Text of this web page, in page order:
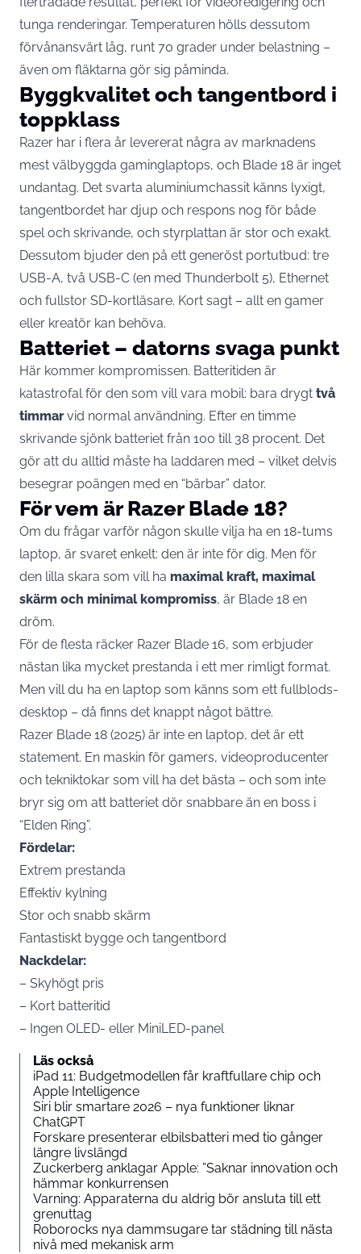
tunga renderingar. Temperaturen hölls dessutom
förvånansvärt låg, runt 70 grader under belastning –
även om fläktarna gör sig påminda.
Byggkvalitet och tangentbord i
toppklass
Razer har i flera år levererat några av marknadens
mest välbyggda gaminglaptops, och Blade 18 är inget
undantag. Det svarta aluminiumchassit känns lyxigt,
tangentbordet har djup och respons nog för både
spel och skrivande, och styrplattan är stor och exakt.
Dessutom bjuder den på ett generöst portutbud: tre
USB-A, två USB-C (en med Thunderbolt 5), Ethernet
och fullstor SD-kortläsare. Kort sagt – allt en gamer
eller kreatör kan behöva.
Batteriet – datorns svaga punkt
Här kommer kompromissen. Batteritiden är
katastrofal för den som vill vara mobil: bara drygt två
timmarvid normal användning. Efter en timme
skrivande sjönk batteriet från 100 till 38 procent. Det
gör att du alltid måste ha laddaren med – vilket delvis
besegrar poängen med en “bärbar” dator.
För vem är Razer Blade 18?
Om du frågar varför någon skulle vilja ha en 18-tums
laptop, är svaret enkelt: den är inte för dig. Men för
den lilla skara som vill ha maximal kraft, maximal
skärm och minimal kompromiss, är Blade 18 en
dröm.
För de flesta räcker Razer Blade 16, som erbjuder
nästan lika mycket prestanda i ett mer rimligt format.
Men vill du ha en laptop som känns som ett fullblods-
desktop – då finns det knappt något bättre.
Razer Blade 18 (2025) är inte en laptop, det är ett
statement. En maskin för gamers, videoproducenter
och tekniktokar som vill ha det bästa – och som inte
bryr sig om att batteriet dör snabbare än en boss i
“Elden Ring”.
Fördelar:
Extrem prestanda
Effektiv kylning
Stor och snabb skärm
Fantastiskt bygge och tangentbord
Nackdelar:
– Skyhögt pris
– Kort batteritid
– Ingen OLED- eller MiniLED-panel
Läs också
iPad 11: Budgetmodellen får kraftfullare chip och
Apple Intelligence
Siri blir smartare 2026 – nya funktioner liknar
ChatGPT
Forskare presenterar elbilsbatteri med tio gånger
längre livslängd
Zuckerberg anklagar Apple: ”Saknar innovation och
hämmar konkurrensen
Varning: Apparaterna du aldrig bör ansluta till ett
grenuttag
Roborocks nya dammsugare tar städning till nästa
nivå med mekanisk arm